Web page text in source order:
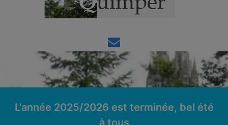
L'année 2025/2026 est terminée, bel été
à tous